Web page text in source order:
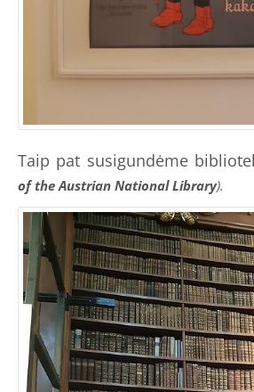
Taip pat susigundėme
of the Austrian National Library).